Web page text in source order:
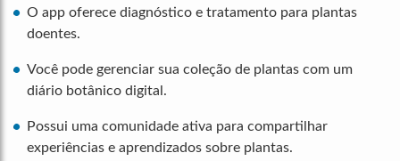
O app oferece diagnóstico e tratamento para plantas
doentes.
Você pode gerenciar sua coleção de plantas com um
diário botânico digital.
Possui uma comunidade ativa para compartilhar
experiências e aprendizados sobre plantas.